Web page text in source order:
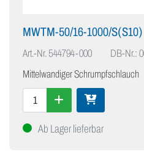
MWTM-50/16-1000/S(S10)
Art.-Nr. 544794-000
DB-Nr.:
Mittelwandiger Schrumpfschlauch
Ab Lager lieferbar